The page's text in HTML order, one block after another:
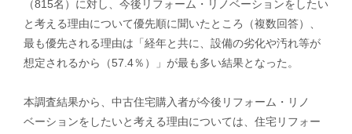
（815名）に対し、今後リフォーム・リノベーションをしたい
と考える理由について優先順に聞いたところ（複数回答）、
最も優先される理由は「経年と共に、設備の劣化や汚れ等が
想定されるから（57.4％）」が最も多い結果となった。
本調査結果から、中古住宅購入者が今後リフォーム・リノ
ベーションをしたいと考える理由については、住宅リフォー